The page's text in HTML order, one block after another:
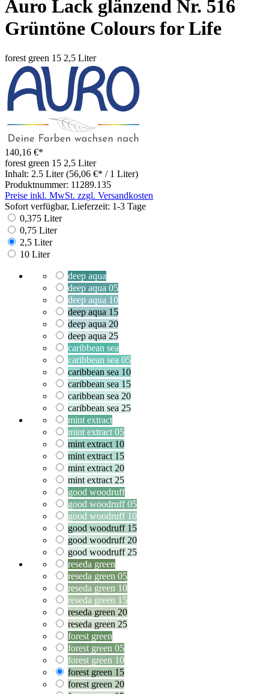
Auro Lack glänzend Nr. 516
Grüntöne Colours for Life
forest green 15 2,5 Liter
140,16 €*
forest green 15 2,5 Liter
Inhalt: 2.5 Liter (56,06 €* / 1 Liter)
Produktnummer: 11289.135
Preise inkl. MwSt. zzgl. Versandkosten
Sofort verfügbar, Lieferzeit: 1-3 Tage
0,375 Liter
0,75 Liter
2,5 Liter
10 Liter
deep aqua
deep aqua 05
deep aqua 10
deep aqua 15
deep aqua 20
deep aqua 25
caribbean sea
caribbean sea 05
caribbean sea 10
caribbean sea 15
caribbean sea 20
caribbean sea 25
mint extract
mint extract 05
mint extract 10
mint extract 15
mint extract 20
mint extract 25
good woodruff
good woodruff 05
good woodruff 10
good woodruff 15
good woodruff 20
good woodruff 25
reseda green
reseda green 05
reseda green 10
reseda green 15
reseda green 20
reseda green 25
forest green
forest green 05
forest green 10
forest green 15
forest green 20